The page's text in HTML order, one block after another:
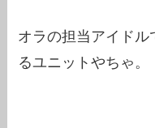
オラの担当アイドル
るユニットやちゃ。